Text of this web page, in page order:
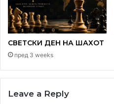
СВЕТСКИ ДЕН НА ШАХОТ
пред 3 weeks
Leave a Reply